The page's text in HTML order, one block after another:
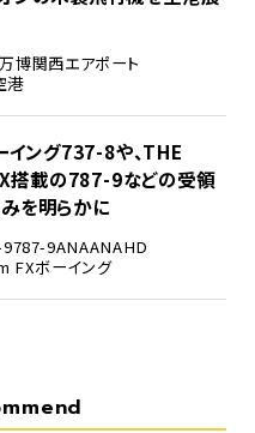
博関西エアポート
港
イング737-8や、THE
搭載の787-9などの受領
を明らかに
787-9ANAANAHD
FXボーイング